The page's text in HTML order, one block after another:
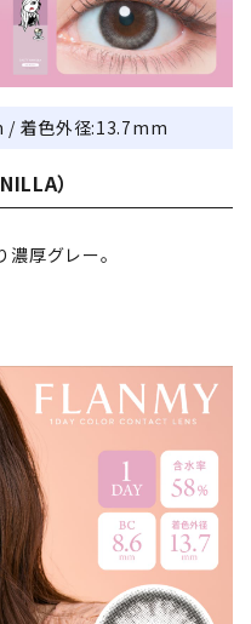
着色外径:13.7mm
）
厚グレー。